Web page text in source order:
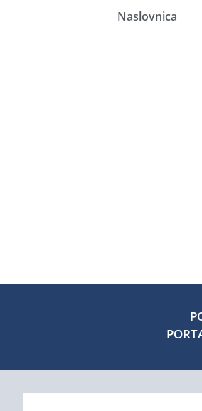
Naslovnica